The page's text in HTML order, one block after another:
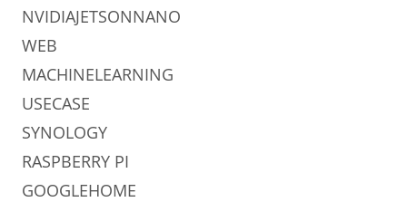
NVIDIAJETSONNANO
WEB
MACHINELEARNING
USECASE
SYNOLOGY
RASPBERRY PI
GOOGLEHOME